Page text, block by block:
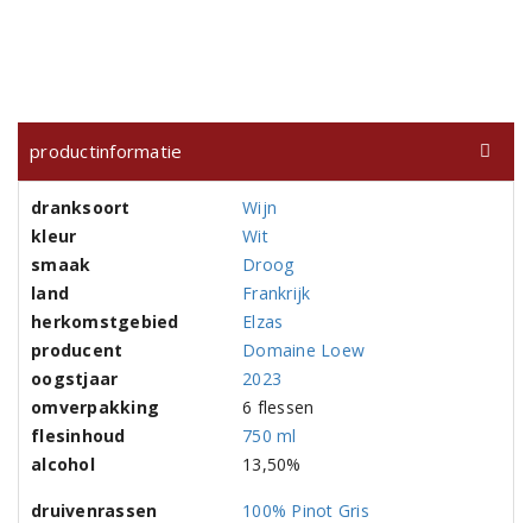
productinformatie
dranksoort
Wijn
kleur
Wit
smaak
Droog
land
Frankrijk
herkomstgebied
Elzas
producent
Domaine Loew
oogstjaar
2023
omverpakking
6 flessen
flesinhoud
750 ml
alcohol
13,50%
druivenrassen
100% Pinot Gris